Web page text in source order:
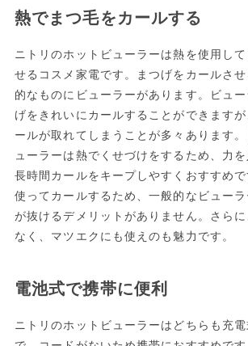
熱でまつ毛をカールする
ニトリのホットビューラーは熱を使用し
せるコスメ家電です。まつげをカールさ
的なものにビューラーがあります。ビュ
げをきれいにカールすることができます
ールが取れてしまうことが多々あります
ューラーは熱でくせづけをするため、力を
長時間カールをキープしやすくおすすめ
使ってカールするため、一般的なビュー
が抜けるデメリットがありません。さら
なく、マツエクにも使えのも魅力です。
電池式で携帯に便利
ニトリのホットビューラーはどちらも充